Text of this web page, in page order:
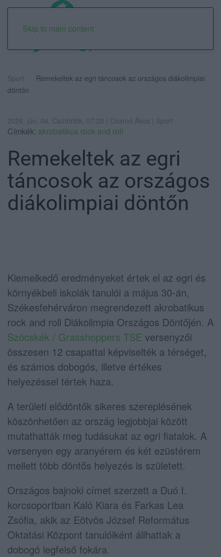
Skip to main content
Sport
Remekeltek az egri táncosok az országos diákolimpiai
döntőn
2026. jún. 04. Csütörtök, 07:20 | Csarnó Ákos | Sport
Címkék: akrobatikus rock and roll
Remekeltek az egri
táncosok az országos
diákolimpiai döntőn
Kiemelkedő eredményeket értek el az egri és
környékbeli iskolák tanulói a május 30-án,
Székesfehérváron megrendezett akrobatikus
rock and roll Diákolimpia Országos Döntőjén. A
Szöcskék / Grasshoppers TSE versenyzői
összesen 12 csapattal képviselték a térséget,
és számos dobogós, illetve értékes
helyezéssel tértek haza.
A területi elődöntők sikeres szereplésének
köszönhetően az ország legjobbjai között
mutathatták meg tudásukat az egri fiatalok. A
versenyen egy aranyérem és két ezüstérem
mellett több döntős helyezés is született.
Országos bajnoki címet szerzett a Duó I.
korcsoportban Kaló Kiara és Farkas Lea
Zsófia, akik az Eötvös József Református
Oktatási Központ tanulóiként állhattak a
dobogó legfelső fokára.